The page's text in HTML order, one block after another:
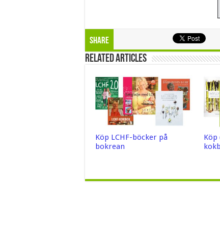
Share
Related Articles
Köp LCHF-böcker på
bokrean
Köp